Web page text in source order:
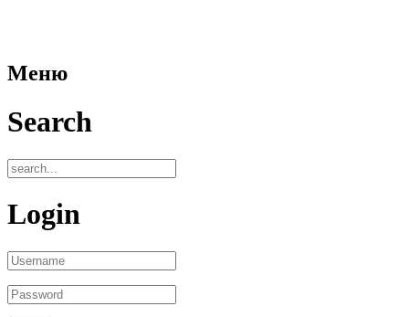
Меню
Search
Login